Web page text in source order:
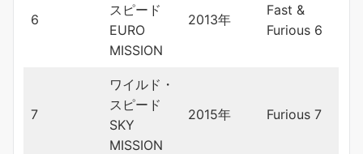
6
スピード
EURO
MISSION
2013年
Fast &
Furious 6
7
ワイルド・
スピード
SKY
MISSION
2015年 Furious 7